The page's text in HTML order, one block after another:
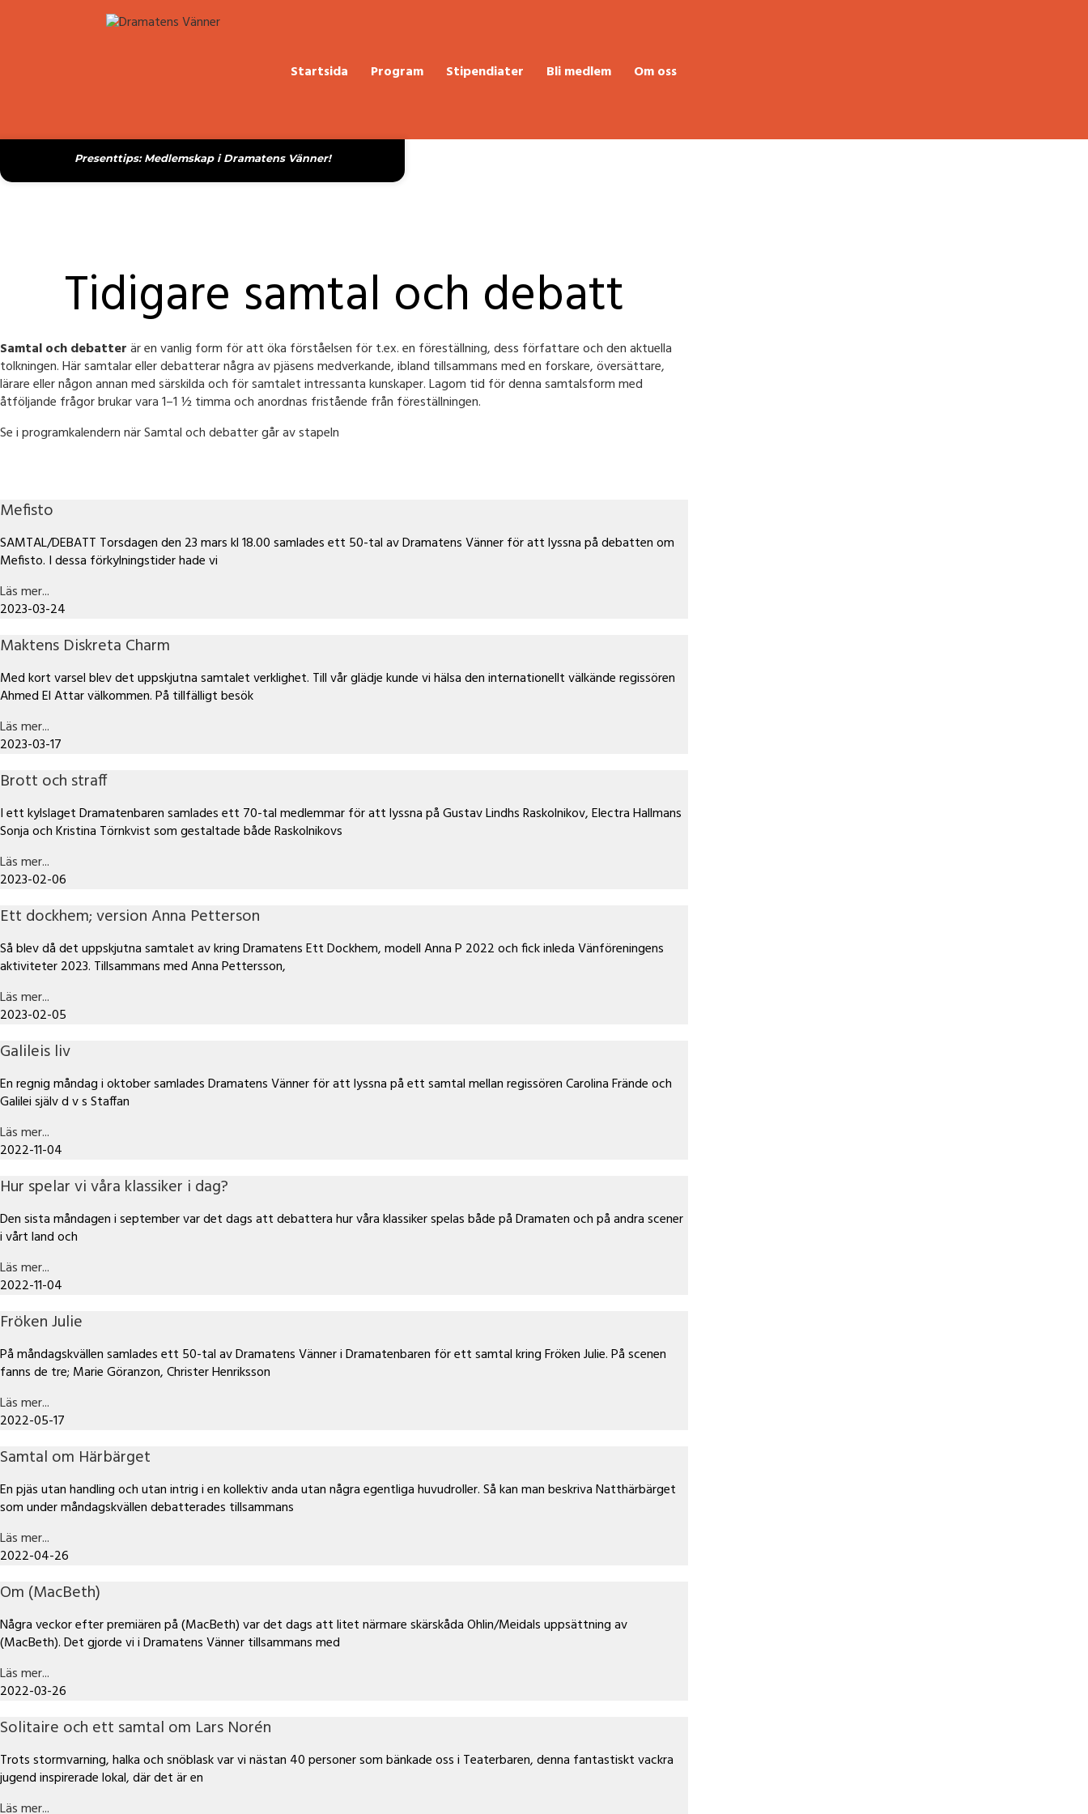
Startsida Program Stipendiater Bli medlem Om oss
Presenttips: Medlemskap i Dramatens Vänner!
Tidigare samtal och debatt
Samtal och debatterär en vanlig form för att öka förståelsen för t.ex. en föreställning, dess författare och den aktuella
tolkningen. Här samtalar eller debatterar några av pjäsens medverkande, ibland tillsammans med en forskare, översättare,
lärare eller någon annan med särskilda och för samtalet intressanta kunskaper. Lagom tid för denna samtalsform med
åtföljande frågor brukar vara 1–1 ½ timma och anordnas fristående från föreställningen.
Se i programkalendern när Samtal och debatter går av stapeln
Mefisto
SAMTAL/DEBATT Torsdagen den 23 mars kl 18.00 samlades ett 50-tal av Dramatens Vänner för att lyssna på debatten om
Mefisto. I dessa förkylningstider hade vi
Läs mer...
2023-03-24
Maktens Diskreta Charm
Med kort varsel blev det uppskjutna samtalet verklighet. Till vår glädje kunde vi hälsa den internationellt välkände regissören
Ahmed El Attar välkommen. På tillfälligt besök
Läs mer...
2023-03-17
Brott och straff
I ett kylslaget Dramatenbaren samlades ett 70-tal medlemmar för att lyssna på Gustav Lindhs Raskolnikov, Electra Hallmans
Sonja och Kristina Törnkvist som gestaltade både Raskolnikovs
Läs mer...
2023-02-06
Ett dockhem; version Anna Petterson
Så blev då det uppskjutna samtalet av kring Dramatens Ett Dockhem, modell Anna P 2022 och fick inleda Vänföreningens
aktiviteter 2023. Tillsammans med Anna Pettersson,
Läs mer...
2023-02-05
Galileis liv
En regnig måndag i oktober samlades Dramatens Vänner för att lyssna på ett samtal mellan regissören Carolina Frände och
Galilei själv d v s Staffan
Läs mer...
2022-11-04
Hur spelar vi våra klassiker i dag?
Den sista måndagen i september var det dags att debattera hur våra klassiker spelas både på Dramaten och på andra scener
i vårt land och
Läs mer...
2022-11-04
Fröken Julie
På måndagskvällen samlades ett 50-tal av Dramatens Vänner i Dramatenbaren för ett samtal kring Fröken Julie. På scenen
fanns de tre; Marie Göranzon, Christer Henriksson
Läs mer...
2022-05-17
Samtal om Härbärget
En pjäs utan handling och utan intrig i en kollektiv anda utan några egentliga huvudroller. Så kan man beskriva Natthärbärget
som under måndagskvällen debatterades tillsammans
Läs mer...
2022-04-26
Om (MacBeth)
Några veckor efter premiären på (MacBeth) var det dags att litet närmare skärskåda Ohlin/Meidals uppsättning av
(MacBeth). Det gjorde vi i Dramatens Vänner tillsammans med
Läs mer...
2022-03-26
Solitaire och ett samtal om Lars Norén
Trots stormvarning, halka och snöblask var vi nästan 40 personer som bänkade oss i Teaterbaren, denna fantastiskt vackra
jugend inspirerade lokal, där det är en
Läs mer...